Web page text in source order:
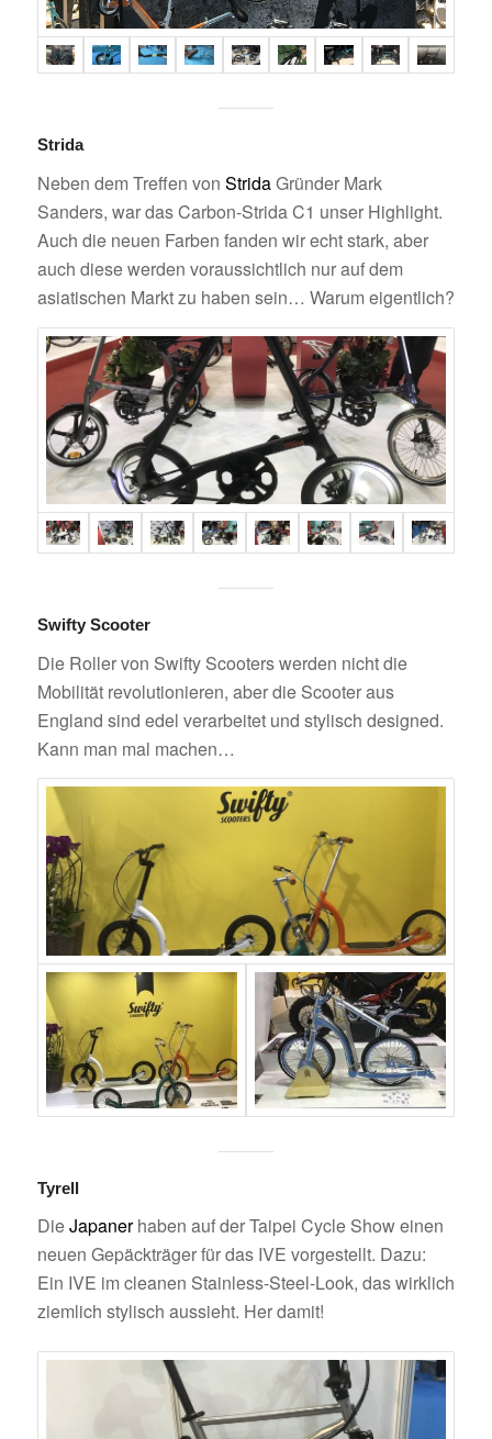
Strida
Neben dem Treffen von StridaGründer Mark
Sanders, war das Carbon-Strida C1 unser Highlight.
Auch die neuen Farben fanden wir echt stark, aber
auch diese werden voraussichtlich nur auf dem
asiatischen Markt zu haben sein… Warum eigentlich?
Swifty Scooter
Die Roller von Swifty Scooters werden nicht die
Mobilität revolutionieren, aber die Scooter aus
England sind edel verarbeitet und stylisch designed.
Kann man mal machen…
Tyrell
DieJapanerhaben auf der Taipei Cycle Show einen
neuen Gepäckträger für das IVE vorgestellt. Dazu:
Ein IVE im cleanen Stainless-Steel-Look, das wirklich
ziemlich stylisch aussieht. Her damit!